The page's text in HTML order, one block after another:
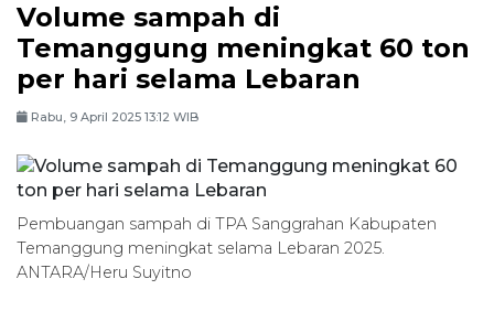
Volume sampah di
Temanggung meningkat 60 ton
per hari selama Lebaran
Rabu, 9 April 2025 13:12 WIB
Pembuangan sampah di TPA Sanggrahan Kabupaten
Temanggung meningkat selama Lebaran 2025.
ANTARA/Heru Suyitno